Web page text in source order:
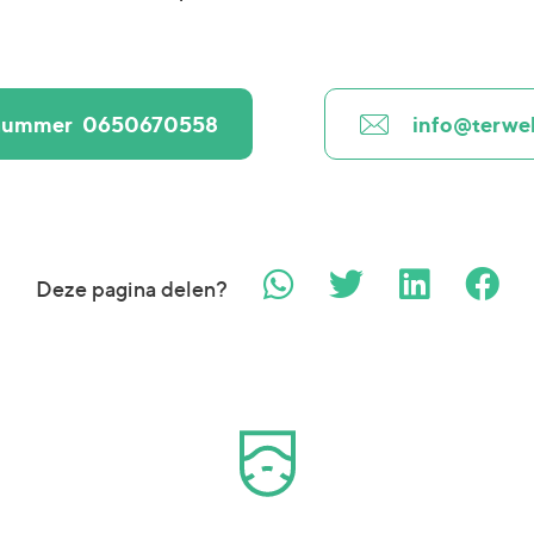
0650670558
Deze pagina delen?